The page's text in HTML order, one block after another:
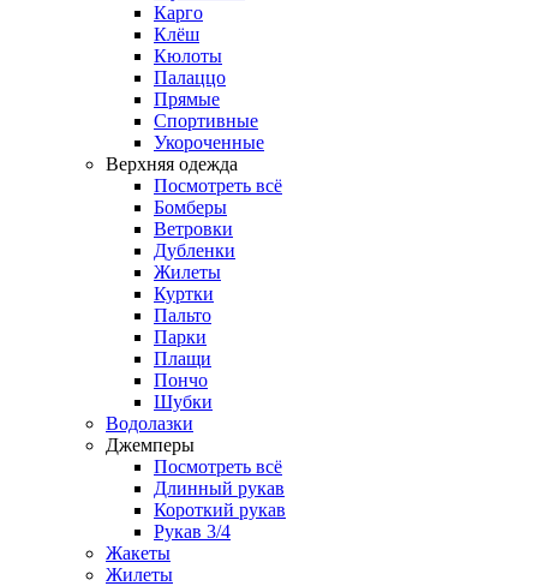
Карго
Клёш
Кюлоты
Палаццо
Прямые
Спортивные
Укороченные
Верхняя одежда
Посмотреть всё
Бомберы
Ветровки
Дубленки
Жилеты
Куртки
Пальто
Парки
Плащи
Пончо
Шубки
Водолазки
Джемперы
Посмотреть всё
Длинный рукав
Короткий рукав
Рукав 3/4
Жакеты
Жилеты